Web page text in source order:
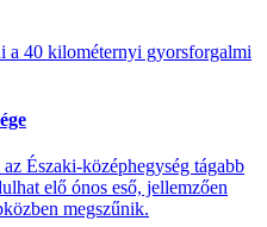
a 40 kilométernyi gyorsforgalmi
Északi-középhegység tágabb
elő ónos eső, jellemzően
megszűnik.